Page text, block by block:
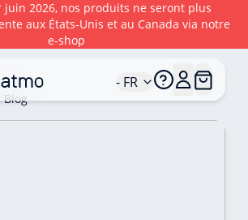
2026, nos produits ne seront plus
aux États‑Unis et au Canada via notre
e‑shop
- FR
Blog